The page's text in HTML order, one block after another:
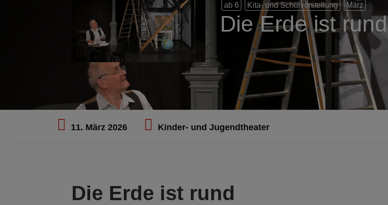
ab 6 Kita- und Schulvorstellung März
Die Erde ist rund
11. März 2026 Kinder- und Jugendtheater
Die Erde ist rund